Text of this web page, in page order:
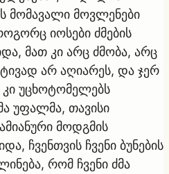
მომავალი მოვლენები
იოსები ძმების
მათ კი არც ძმობა, არც
არ აღიარეს, და ჯერ
უცხოტომელებს
უფალმა, თავისი
მოდგმის
ჩვენთვის ჩვენი ბუნების
რომ ჩვენი ძმა